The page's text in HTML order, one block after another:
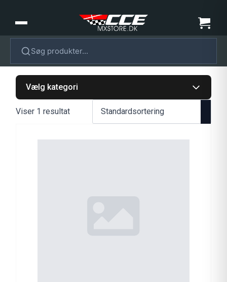
Søg produkter...
Vælg kategori
Viser 1 resultat